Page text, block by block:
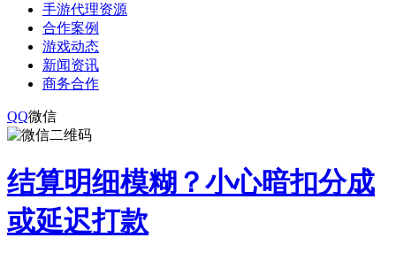
手游代理资源
合作案例
游戏动态
新闻资讯
商务合作
QQ微信
结算明细模糊？小心暗扣分成
或延迟打款